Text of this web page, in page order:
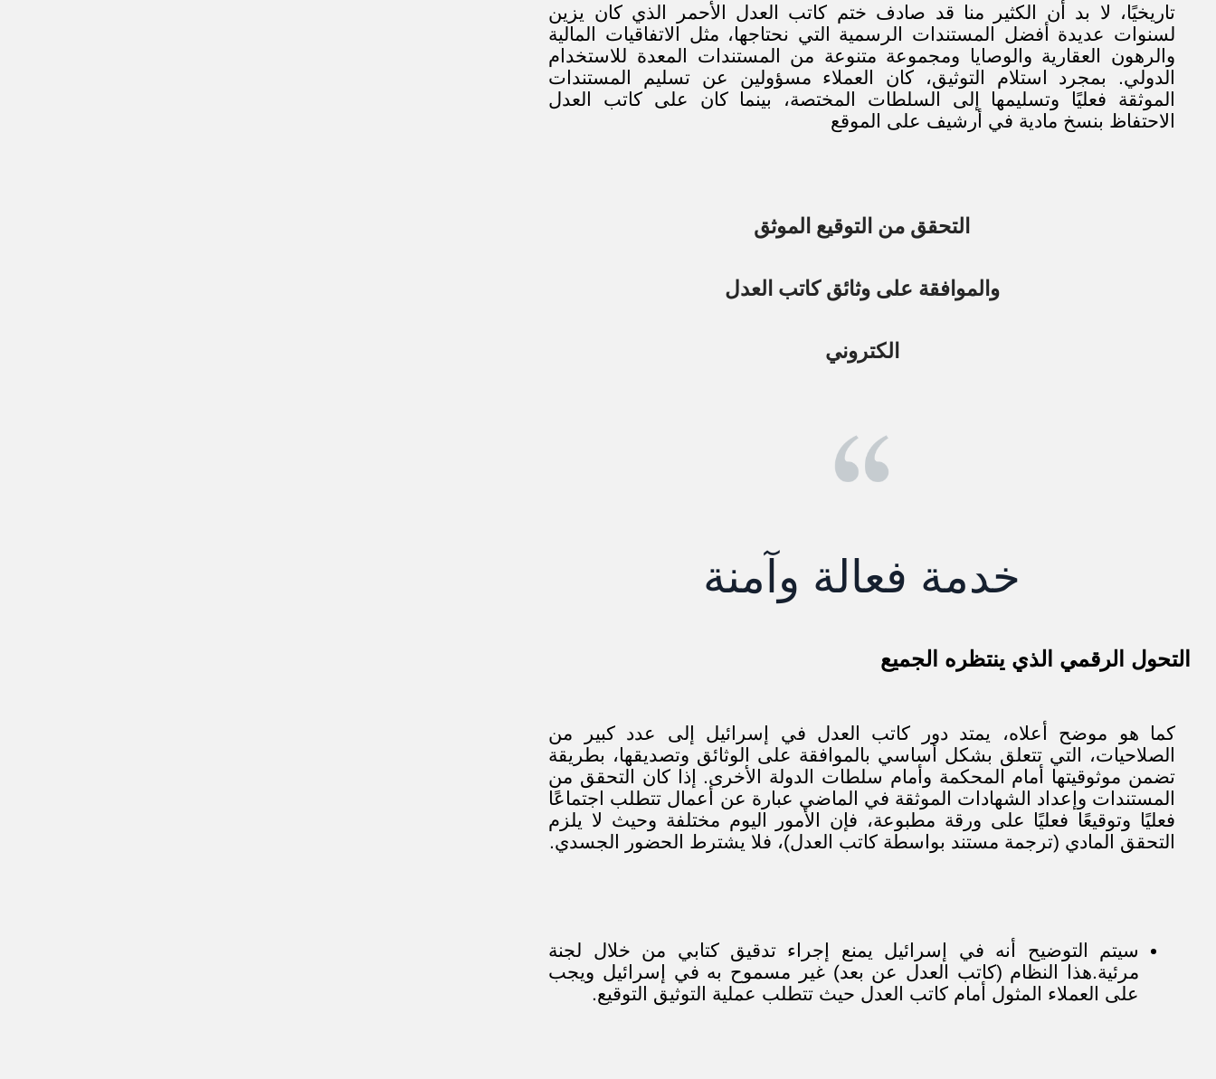
تاريخيًا، لا بد أن الكثير منا قد صادف ختم كاتب العدل الأحمر الذي كان يزين
لسنوات عديدة أفضل المستندات الرسمية التي نحتاجها، مثل الاتفاقيات المالية
والرهون العقارية والوصايا ومجموعة متنوعة من المستندات المعدة للاستخدام
الدولي. بمجرد استلام التوثيق، كان العملاء مسؤولين عن تسليم المستندات
الموثقة فعليًا وتسليمها إلى السلطات المختصة، بينما كان على كاتب العدل
الاحتفاظ بنسخ مادية في أرشيف على الموقع
التحقق من التوقيع الموثق
والموافقة على وثائق كاتب العدل
الكتروني
خدمة فعالة وآمنة
التحول الرقمي الذي ينتظره الجميع
كما هو موضح أعلاه، يمتد دور كاتب العدل في إسرائيل إلى عدد كبير من
الصلاحيات، التي تتعلق بشكل أساسي بالموافقة على الوثائق وتصديقها، بطريقة
تضمن موثوقيتها أمام المحكمة وأمام سلطات الدولة الأخرى. إذا كان التحقق من
المستندات وإعداد الشهادات الموثقة في الماضي عبارة عن أعمال تتطلب اجتماعًا
فعليًا وتوقيعًا فعليًا على ورقة مطبوعة، فإن الأمور اليوم مختلفة وحيث لا يلزم
التحقق المادي (ترجمة مستند بواسطة كاتب العدل)، فلا يشترط الحضور الجسدي.
سيتم التوضيح أنه في إسرائيل يمنع إجراء تدقيق كتابي من خلال لجنة
مرئية.هذا النظام (كاتب العدل عن بعد) غير مسموح به في إسرائيل ويجب
على العملاء المثول أمام كاتب العدل حيث تتطلب عملية التوثيق التوقيع.